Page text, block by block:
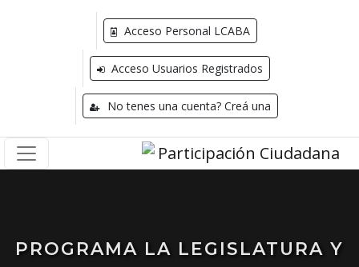
Acceso Personal LCABA
Acceso Usuarios Registrados
No tenes una cuenta? Creá una
PROGRAMA LA LEGISLATURA Y